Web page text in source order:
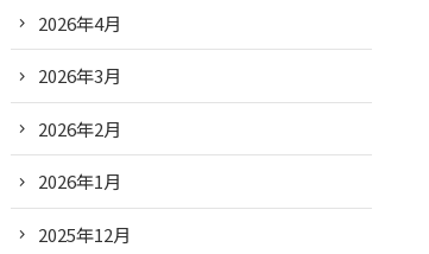
2026年4月
2026年3月
2026年2月
2026年1月
2025年12月